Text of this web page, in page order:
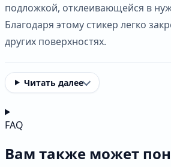
подложкой, отклеивающейся в
Благодаря этому стикер легко
других поверхностях.
Читать далее
FAQ
Вам также может